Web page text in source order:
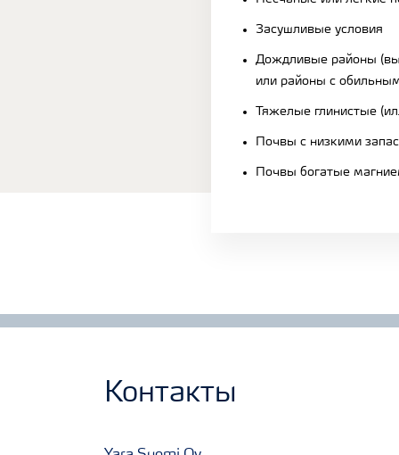
Засушливые условия
Дождливые районы
или районы с
Тяжелые глинистые
Почвы с низкими
Почвы богатые
Контакты